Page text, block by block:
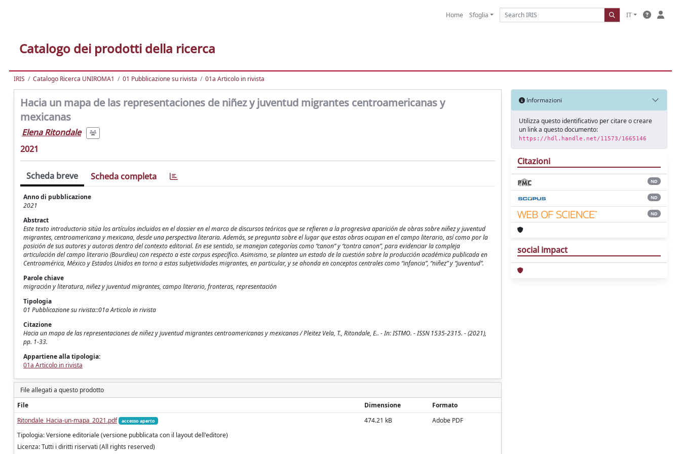
Home Sfoglia IT
Catalogo dei prodotti della ricerca
IRIS Catalogo Ricerca UNIROMA1 01 Pubblicazione su rivista 01a Articolo in rivista
Hacia un mapa de las representaciones de niñez y juventud migrantes centroamericanas y
mexicanas
Elena Ritondale
2021
Scheda breve Scheda completa
Anno di pubblicazione
2021
Abstract
Este texto introductorio sitúa los artículos incluidos en el dossier en el marco de discursos teóricos que se refieren a la progresiva aparición de obras sobre niñez y juventud
migrantes, centroamericana y mexicana, desde una perspectiva literaria. Además, se pregunta sobre el lugar que estas obras ocupan en el campo literario, así como por la
posición de sus autores y autoras dentro del contexto editorial. En ese sentido, se manejan categorías como “canon” y “contra canon”, para evidenciar la compleja
articulación del campo literario (Bourdieu) con respecto a este corpus específico. Asimismo, se plantea un estado de la cuestión sobre la producción académica publicada en
Centroamérica, México y Estados Unidos en torno a estas subjetividades migrantes, en particular, y se ahonda en conceptos centrales como “infancia”, “niñez” y “juventud”.
Parole chiave
migración y literatura, niñez y juventud migrantes, campo literario, fronteras, representación
Tipologia
01 Pubblicazione su rivista::01a Articolo in rivista
Citazione
Hacia un mapa de las representaciones de niñez y juventud migrantes centroamericanas y mexicanas / Pleitez Vela, T., Ritondale, E.. - In: ISTMO. - ISSN 1535-2315. - (2021),
pp. 1-33.
Appartiene alla tipologia:
01a Articolo in rivista
File allegati a questo prodotto
File
Dimensione
Formato
Ritondale_Hacia-un-mapa_2021.pdf
accesso aperto
Tipologia: Versione editoriale (versione pubblicata con il layout dell'editore)
Licenza: Tutti i diritti riservati (All rights reserved)
474.21 kB Adobe PDF
Informazioni
Utilizza questo identificativo per citare o creare
un link a questo documento:
https://hdl.handle.net/11573/1665146
Citazioni
ND
ND
ND
social impact